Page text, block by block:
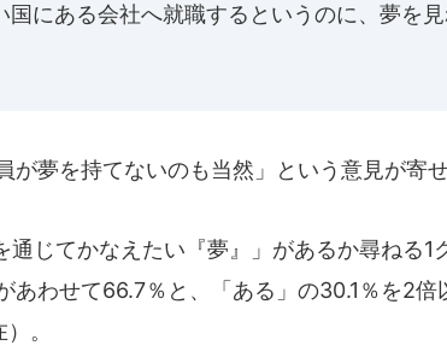
国にある会社へ就職するというのに、夢を
が夢を持てないのも当然」という意見が寄せ
じてかなえたい『夢』」があるか尋ねる1
あわせて66.7％と、「ある」の30.1％を2倍
。